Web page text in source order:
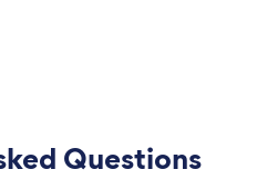
Questions